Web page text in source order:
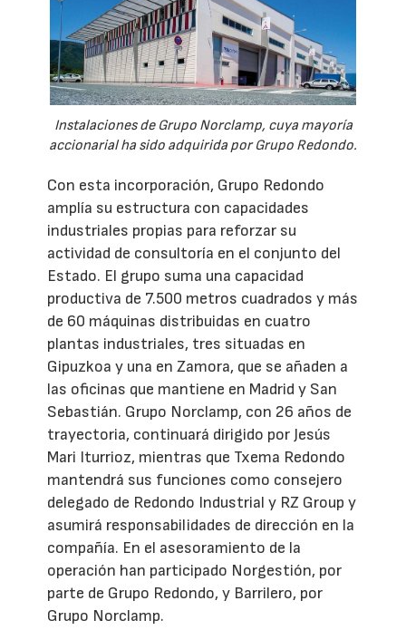
Instalaciones de Grupo Norclamp, cuya mayoría
accionarial ha sido adquirida por Grupo Redondo.
Con esta incorporación, Grupo Redondo
amplía su estructura con capacidades
industriales propias para reforzar su
actividad de consultoría en el conjunto del
Estado. El grupo suma una capacidad
productiva de 7.500 metros cuadrados y más
de 60 máquinas distribuidas en cuatro
plantas industriales, tres situadas en
Gipuzkoa y una en Zamora, que se añaden a
las oficinas que mantiene en Madrid y San
Sebastián. Grupo Norclamp, con 26 años de
trayectoria, continuará dirigido por Jesús
Mari Iturrioz, mientras que Txema Redondo
mantendrá sus funciones como consejero
delegado de Redondo Industrial y RZ Group y
asumirá responsabilidades de dirección en la
compañía. En el asesoramiento de la
operación han participado Norgestión, por
parte de Grupo Redondo, y Barrilero, por
Grupo Norclamp.